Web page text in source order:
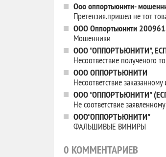
Ооо оппортьюнити-
Претензия.пришел не тот
ООО Оппортьюнити 200961,
Мошенники
ООО "ОППОРТЬЮНИТИ",
Несоотвествие полученого
ООО ОППОРТЬЮНИТИ
Несоответствие
ООО "ОППОРТЬЮНИТИ"
Не соответствие
ООО"ОППОРТЬЮНИТИ"
ФАЛЬШИВЫЕ ВИНИРЫ
0 КОММЕНТАРИЕВ